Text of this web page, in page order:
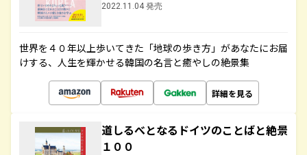
2022.11.04 発売
世界を４０年以上歩いてきた「地球の歩き方」があなたにお届
けする、人生を輝かせる韓国の名言と癒やしの絶景集
詳細を見る
道しるべとなるドイツのことばと絶景
１００